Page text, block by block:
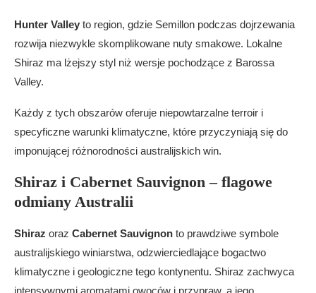
Hunter Valley to region, gdzie Semillon podczas dojrzewania
rozwija niezwykle skomplikowane nuty smakowe. Lokalne
Shiraz ma lżejszy styl niż wersje pochodzące z Barossa
Valley.
Każdy z tych obszarów oferuje niepowtarzalne terroir i
specyficzne warunki klimatyczne, które przyczyniają się do
imponującej różnorodności australijskich win.
Shiraz i Cabernet Sauvignon – flagowe
odmiany Australii
Shiraz oraz Cabernet Sauvignon to prawdziwe symbole
australijskiego winiarstwa, odzwierciedlające bogactwo
klimatyczne i geologiczne tego kontynentu. Shiraz zachwyca
intensywnymi aromatami owoców i przypraw, a jego